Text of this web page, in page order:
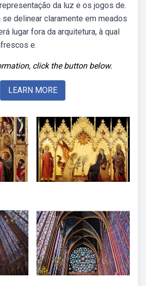
da luz e os jogos de.
se delinear claramente em meados
lugar fora da arquitetura, à qual
e.
click the button below.
LEARN MORE